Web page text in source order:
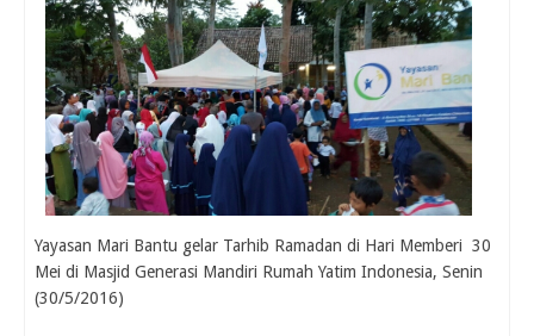
Yayasan Mari Bantu gelar Tarhib Ramadan di Hari Memberi 30
Mei di Masjid Generasi Mandiri Rumah Yatim Indonesia, Senin
(30/5/2016)